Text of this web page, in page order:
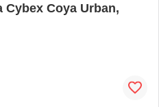
Cybex Coya Urban,